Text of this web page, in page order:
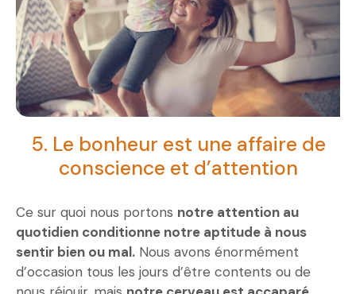
5. Le bonheur est une affaire de
conscience et d’attention
Ce sur quoi nous portons notre attention au
quotidien conditionne notre aptitude à nous
sentir bien ou mal. Nous avons énormément
d’occasion tous les jours d’être contents ou de